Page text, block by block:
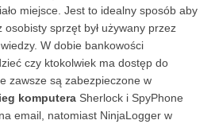
miejsce. Jest to idealny sposób aby
sprzęt był używany przez
W dobie bankowości
czy ktokolwiek ma dostęp do
zawsze są zabezpieczone w
komputera Sherlock i SpyPhone
email, natomiast NinjaLogger w